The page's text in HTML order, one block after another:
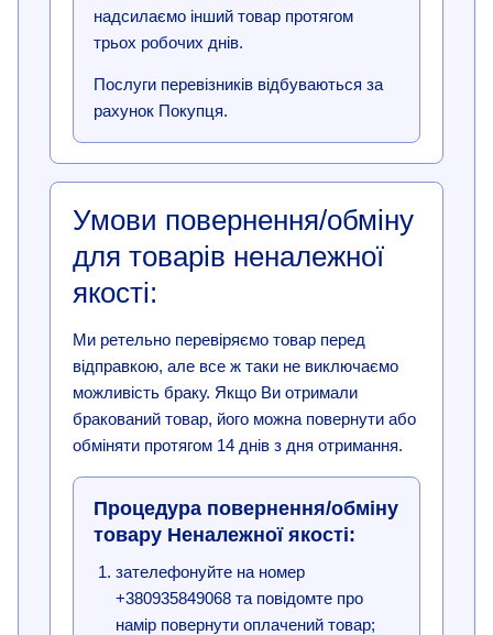
надсилаємо інший товар протягом
трьох робочих днів.
Послуги перевізників відбуваються за
рахунок Покупця.
Умови повернення/обміну
для товарів неналежної
якості:
Ми ретельно перевіряємо товар перед
відправкою, але все ж таки не виключаємо
можливість браку. Якщо Ви отримали
бракований товар, його можна повернути або
обміняти протягом 14 днів з дня отримання.
Процедура повернення/обміну
товару Неналежної якості:
зателефонуйте на номер
+380935849068 та повідомте про
намір повернути оплачений товар;